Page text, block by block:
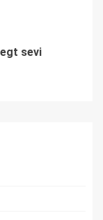
sevi